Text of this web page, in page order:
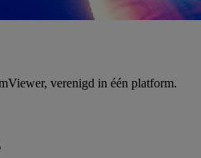
verenigd in één platform.